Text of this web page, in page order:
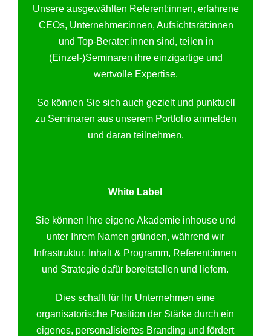
Unsere ausgewählten Referent:innen, erfahrene
CEOs, Unternehmer:innen, Aufsichtsrät:innen
und Top-Berater:innen sind, teilen in
(Einzel-)Seminaren ihre einzigartige und
wertvolle Expertise.
So können Sie sich auch gezielt und punktuell
zu Seminaren aus unserem Portfolio anmelden
und daran teilnehmen.
White Label
Sie können Ihre eigene Akademie inhouse und
unter Ihrem Namen gründen, während wir
Infrastruktur, Inhalt & Programm, Referent:innen
und Strategie dafür bereitstellen und liefern.
Dies schafft für Ihr Unternehmen eine
organisatorische Position der Stärke durch ein
eigenes, personalisiertes Branding und fördert